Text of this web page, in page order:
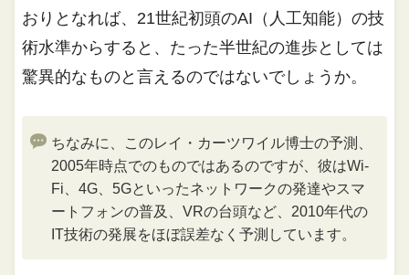
おりとなれば、21世紀初頭のAI（人工知能）の技
術水準からすると、たった半世紀の進歩としては
驚異的なものと言えるのではないでしょうか。
ちなみに、このレイ・カーツワイル博士の予測、
2005年時点でのものではあるのですが、彼はWi-
Fi、4G、5Gといったネットワークの発達やスマ
ートフォンの普及、VRの台頭など、2010年代の
IT技術の発展をほぼ誤差なく予測しています。